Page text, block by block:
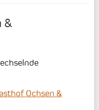
&
Ochsen &